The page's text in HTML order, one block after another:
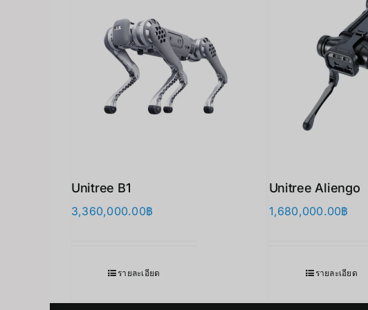
Unitree B1
3,360,000.00฿
รายละเอียด
Unitree Aliengo
1,680,000.00฿
รายละเอียด